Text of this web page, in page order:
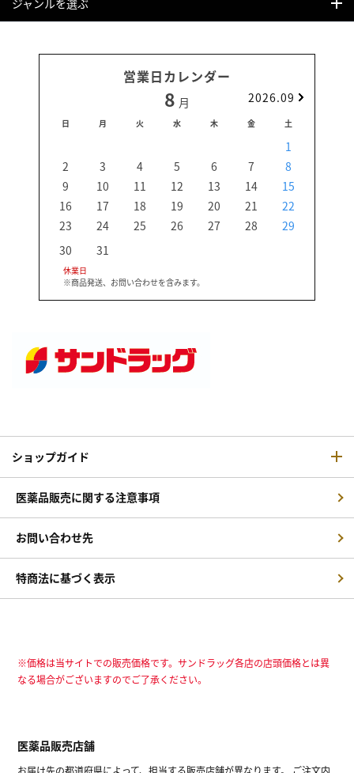
営業日カレンダー
8 月 2026.09
日 月 火 水 木 金 土
1
2
3 4 5 6 7
8
9
10 11 12 13 14
15
16
17 18 19 20 21
22
23
24 25 26 27 28
29
30
31
休業日
※商品発送、お問い合わせを含みます。
ショップガイド
医薬品販売に関する注意事項
お問い合わせ先
特商法に基づく表示
※価格は当サイトでの販売価格です。サンドラッグ各店の店頭価格とは異
なる場合がございますのでご了承ください。
医薬品販売店舗
お届け先の都道府県によって、担当する販売店舗が異なります。 ご注文内